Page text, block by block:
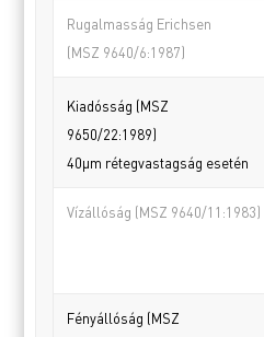
Rugalmasság Erichsen
(MSZ 9640/6:1987)
Kiadósság (MSZ
9650/22:1989)
40µm rétegvastagság esetén
Vízállóság (MSZ 9640/11:1983)
Fényállóság (MSZ